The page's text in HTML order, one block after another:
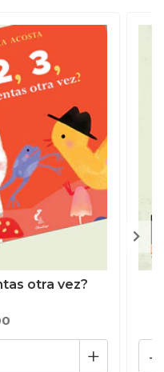
otra vez?
+ -